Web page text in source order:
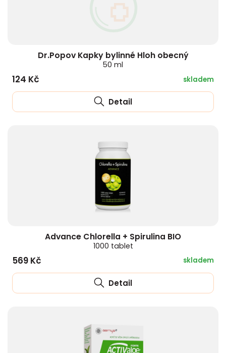
Dr.Popov Kapky bylinné Hloh obecný
50 ml
124 Kč skladem
Detail
Advance Chlorella + Spirulina BIO
1000 tablet
569 Kč skladem
Detail